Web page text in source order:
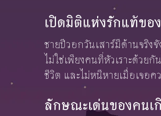
เปิดมิติแห่งรักแท้ขอ
ชายปีวอกวันเสาร์มีด้านจริง
ไม่ใช่เพียงคนที่หัวเราะด้ว
ชีวิต และไม่หนีหายเมื่อเจอ
ลักษณะเด่นของคนเ